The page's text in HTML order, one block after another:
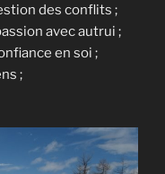
des conflits ;
avec autrui ;
en soi ;
;